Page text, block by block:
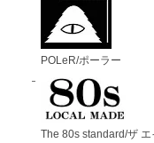
POLeR/ポーラー
The 80s standard/ザ